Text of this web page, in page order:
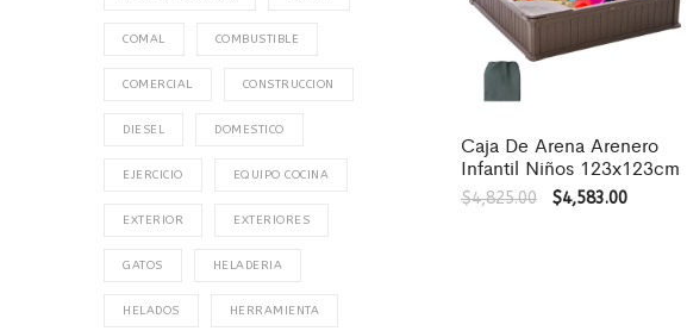
Caja De Arena Arenero
Infantil Niños 123x123cm
$4,825.00 $4,583.00
COMAL COMBUSTIBLE
COMERCIAL CONSTRUCCION
DIESEL DOMESTICO
EJERCICIO EQUIPO COCINA
EXTERIOR EXTERIORES
GATOS HELADERIA
HELADOS HERRAMIENTA